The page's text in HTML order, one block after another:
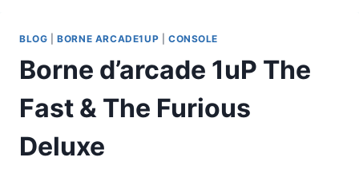
BLOG |BORNE ARCADE1UP CONSOLE
Borne d’arcade 1uP The
Fast & The Furious
Deluxe